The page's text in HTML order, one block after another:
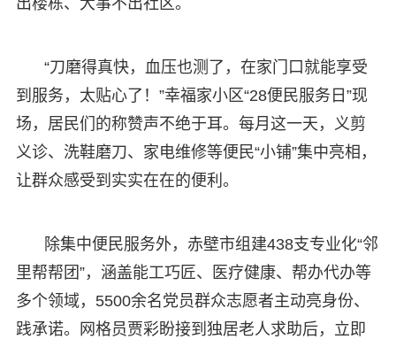
“刀磨得真快，血压也测了，在家门口就能享受
到服务，太贴心了！”幸福家小区“28便民服务日”现
场，居民们的称赞声不绝于耳。每月这一天，义剪
义诊、洗鞋磨刀、家电维修等便民“小铺”集中亮相，
让群众感受到实实在在的便利。
除集中便民服务外，赤壁市组建438支专业化“邻
里帮帮团”，涵盖能工巧匠、医疗健康、帮办代办等
多个领域，5500余名党员群众志愿者主动亮身份、
践承诺。网格员贾彩盼接到独居老人求助后，立即